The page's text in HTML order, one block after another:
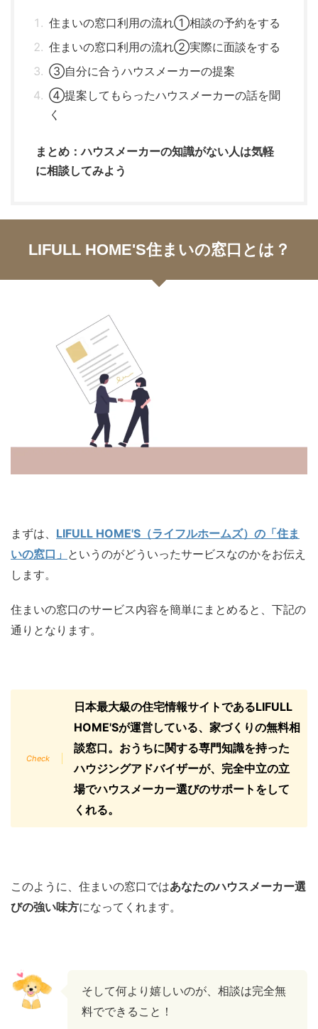
住まいの窓口利用の流れ①相談の予約をする
住まいの窓口利用の流れ②実際に面談をする
③自分に合うハウスメーカーの提案
④提案してもらったハウスメーカーの話を聞
く
まとめ：ハウスメーカーの知識がない人は気軽
に相談してみよう
LIFULL HOME'S住まいの窓口とは？
まずは、 LIFULL HOME'S（ライフルホームズ）の「住ま
いの窓口」 というのがどういったサービスなのかをお伝え
します。
住まいの窓口のサービス内容を簡単にまとめると、下記の
通りとなります。
日本最大級の住宅情報サイトであるLIFULL
HOME'Sが運営している、家づくりの無料相
談窓口。おうちに関する専門知識を持った
ハウジングアドバイザーが、完全中立の立
場でハウスメーカー選びのサポートをして
くれる。
このように、住まいの窓口ではあなたのハウスメーカー選
びの強い味方になってくれます。
そして何より嬉しいのが、相談は完全無
料でできること！